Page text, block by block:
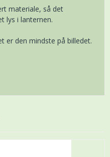
materiale, så det
lys i lanternen.
er den mindste på billedet.